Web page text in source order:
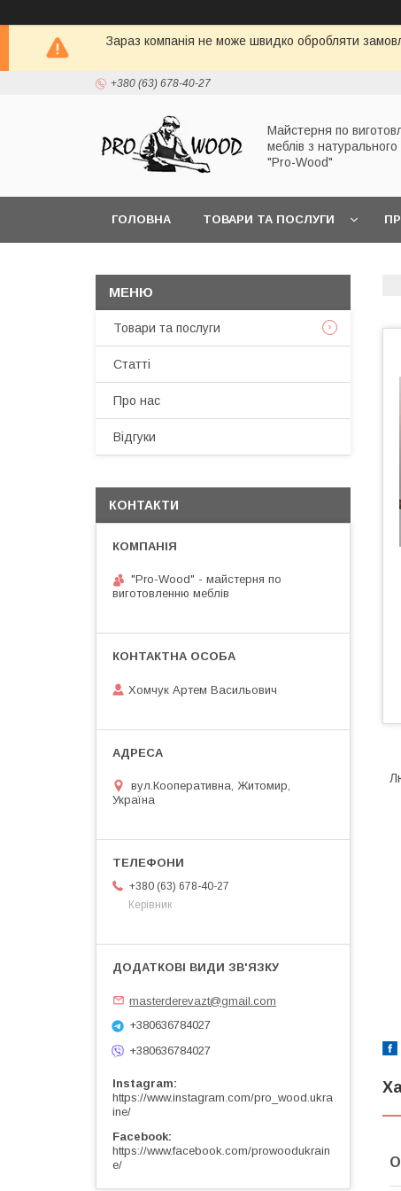
Зараз компанія не може швидко обробляти
+380 (63) 678-40-27
Майстерня по
меблів з
"Pro-Wood"
ГОЛОВНА ТОВАРИ ТА ПОСЛУГИ
Товари та послуги
Статті
Про нас
Відгуки
КОНТАКТИ
"Pro-Wood" - майстерня по
виготовленню меблів
Хомчук Артем Васильович
вул.Кооперативна, Житомир,
Україна
+380 (63) 678-40-27
Керівник
masterderevazt@gmail.com
+380636784027
+380636784027
Instagram
https://www.instagram.com/pro_wood.ukra
ine/
Facebook
https://www.facebook.com/prowoodukrain
e/